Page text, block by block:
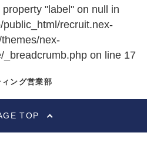
"label" on null in
recruit.nex-
nex-
_breadcrumb.php on line 17
ング営業部
TOP